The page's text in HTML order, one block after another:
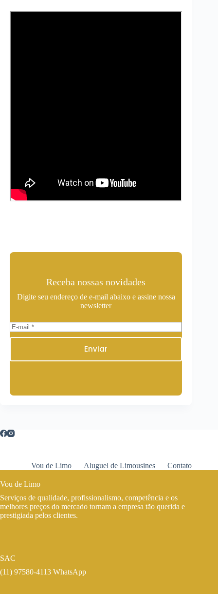
Receba nossas novidades
Digite seu endereço de e-mail abaixo e assine nossa
newsletter
Enviar
Vou de Limo Aluguel de Limousines Contato
Vou de Limo
Serviços de qualidade, profissionalismo, competência e os
melhores preços do mercado tornam a empresa tão querida e
prestigiada pelos clientes.
SAC
(11) 97580-4113 WhatsApp